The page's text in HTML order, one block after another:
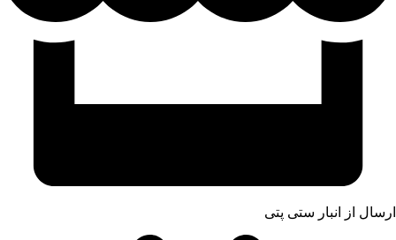
ارسال از انبار ستی پتی